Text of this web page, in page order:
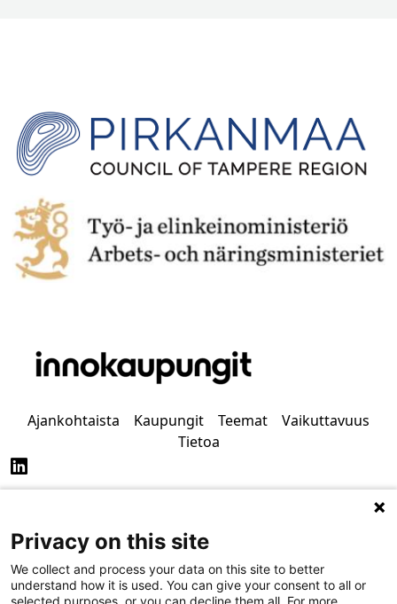
Ajankohtaista Kaupungit Teemat
Vaikuttavuus
Tietoa
Tietosuoja Saavutettavuus
Privacy on this site
We collect and process your data on this site to better
understand how it is used. You can give your consent to all or
selected purposes, or you can decline them all. For more